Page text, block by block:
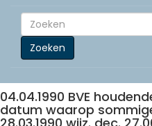
Zoeken
04.04.1990 BVE
datum waarop